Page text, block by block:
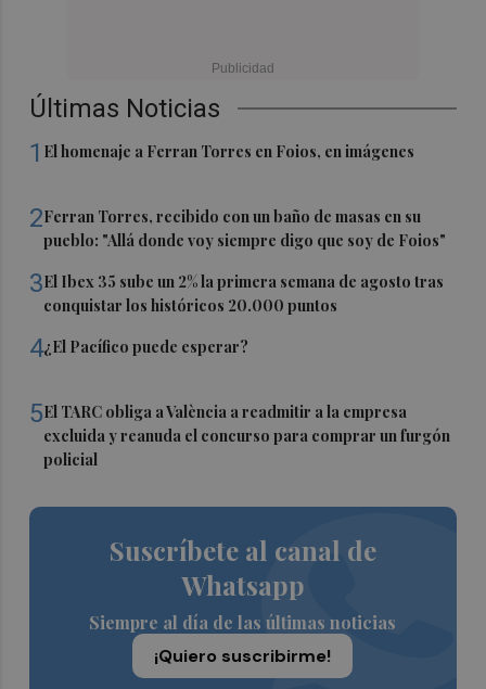
Últimas Noticias
1 El homenaje a Ferran Torres en Foios, en imágenes
2Ferran Torres, recibido con un baño de masas en su
pueblo: "Allá donde voy siempre digo que soy de Foios"
3El Ibex 35 sube un 2% la primera semana de agosto tras
conquistar los históricos 20.000 puntos
4¿El Pacífico puede esperar?
5El TARC obliga a València a readmitir a la empresa
excluida y reanuda el concurso para comprar un furgón
policial
Suscríbete al canal de
Whatsapp
Siempre al día de las últimas noticias
¡Quiero suscribirme!